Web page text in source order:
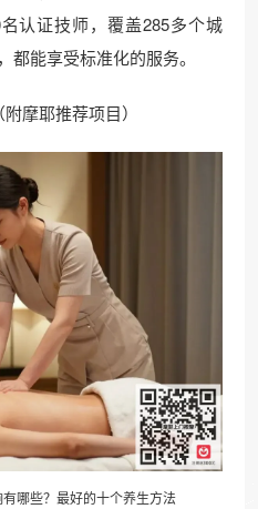
认证技师，覆盖285多个城
能享受标准化的服务。
摩耶推荐项目）
哪些？最好的十个养生方法